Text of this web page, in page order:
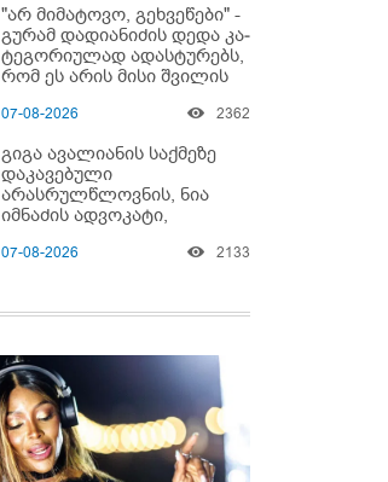
"არ მიმატოვო, გეხვეწები" -
გუ­რა­მ დადიანიძის დედა კა­
ტე­გო­რი­უ­ლად ადას­ტუ­რებს,
რომ ეს არის მისი შვი­ლის
07-08-2026 2362
გიგა ავალიანის საქმეზე
დაკავებული
არასრულწლოვნის, ნია
იმნაძის ადვოკატი,
გადაღებულ კადრებს
07-08-2026 2133